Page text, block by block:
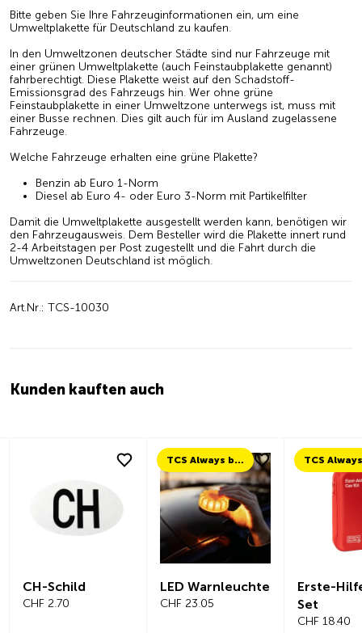
Bitte geben Sie Ihre Fahrzeuginformationen ein, um eine
Umweltplakette für Deutschland zu kaufen.
In den Umweltzonen deutscher Städte sind nur Fahrzeuge mit
einer grünen Umweltplakette (auch Feinstaubplakette genannt)
fahrberechtigt. Diese Plakette weist auf den Schadstoff-
Emissionsgrad des Fahrzeugs hin. Wer ohne grüne
Feinstaubplakette in einer Umweltzone unterwegs ist, muss mit
einer Busse rechnen. Dies gilt auch für im Ausland zugelassene
Fahrzeuge.
Welche Fahrzeuge erhalten eine grüne Plakette?
Benzin ab Euro 1-Norm
Diesel ab Euro 4- oder Euro 3-Norm mit Partikelfilter
Damit die Umweltplakette ausgestellt werden kann, benötigen wir
den Fahrzeugausweis. Dem Besteller wird die Plakette innert rund
2-4 Arbeitstagen per Post zugestellt und die Fahrt durch die
Umweltzonen Deutschland ist möglich.
Art.Nr.: TCS-10030
Kunden kauften auch
CH-Schild
CHF 2.70
TCS Always by my side
LED Warnleuchte
CHF 23.05
Erste-
Set
CHF 18.40